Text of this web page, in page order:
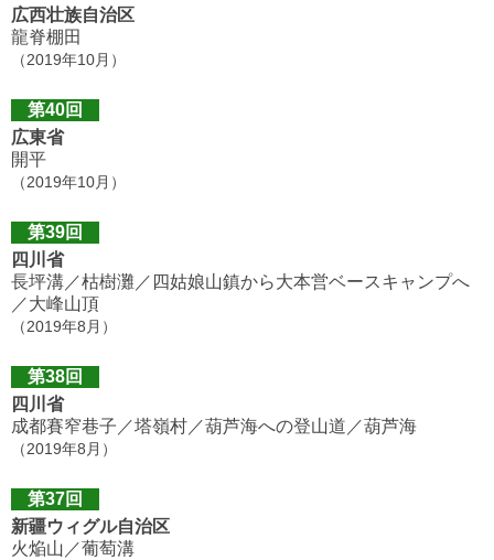
広西壮族自治区
龍脊棚田
（2019年10月）
第40回
広東省
開平
（2019年10月）
第39回
四川省
長坪溝／枯樹灘／四姑娘山鎮から大本営ベースキャンプへ
／大峰山頂
（2019年8月）
第38回
四川省
成都賽窄巷子／塔嶺村／葫芦海への登山道／葫芦海
（2019年8月）
第37回
新疆ウィグル自治区
火焔山／葡萄溝